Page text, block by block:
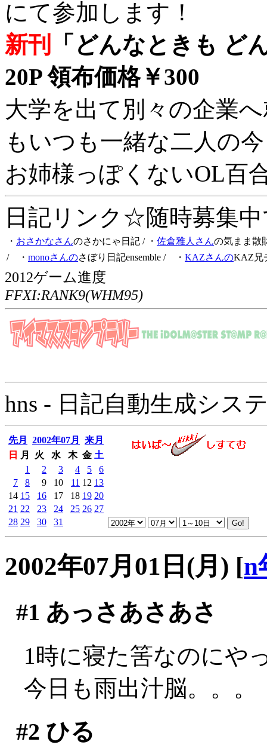
にて参加します！
新刊
「どんなときも ど
20P 領布価格￥300
大学を出て別々の企業
もいつも一緒な二人の
お姉様っぽくないOL百
日記リンク☆随時募集
・ おさかなさんのさかにゃ日記 / ・ 佐倉雅人さんの気まま散
/ ・ monoさんのさぼり日記ensemble / ・ KAZさんのKAZ兄
2012ゲーム進度
FFXI:RANK9(WHM95)
hns - 日記自動生成シス
先月 2002年07月
来月
日
月 火 水 木 金 土
1
2 3 4 5
6
7
8 9 10 11 12 13
14 15 16 17 18 19 20
21 22 23 24 25 26 27
28 29 30 31
2002年07月01日(月) [n
#1 あっさあさあさ
1時に寝た筈なのにや
今日も雨出汁脳。。。
#2 ひる